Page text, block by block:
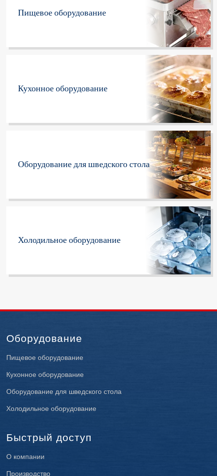
Пищевое оборудование
Кухонное оборудование
Оборудование для шведского стола
Холодильное оборудование
Оборудование
Пищевое оборудование
Кухонное оборудование
Оборудование для шведского стола
Холодильное оборудование
Быстрый доступ
О компании
Производство